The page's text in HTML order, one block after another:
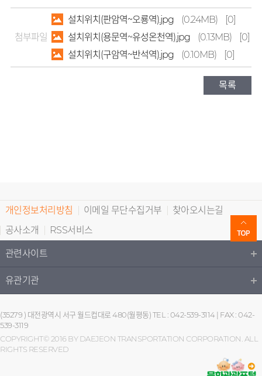
첨부파일
설치위치(판암역~오룡역).jpg (0.24MB)
[0]
설치위치(용문역~유성온천역).jpg
(0.13MB)
[0]
설치위치(구암역~반석역).jpg
(0.10MB) [0]
목록
개인정보처리방침 이메일 무단수집거부
찾아오시는길
공사소개
RSS서비스
관련사이트
유관기관
(35279 ) 대전광역시 서구 월드컵대로 480(월평동) TEL : 042-539-3114 | FAX : 042-
539-3119
COPYRIGHT© 2016 BY DAEJEON TRANSPORTATION CORPORATION. ALL
RIGHTS RESERVED